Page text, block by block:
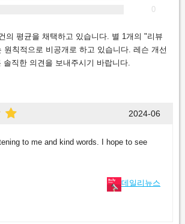
0
의 평균을 채택하고 있습니다. 별 1개의 "리뷰
원칙적으로 비공개로 하고 있습니다. 레슨 개선
직한 의견을 보내주시기 바랍니다.
2024-06
to me and kind words. I hope to see
데일리뉴스